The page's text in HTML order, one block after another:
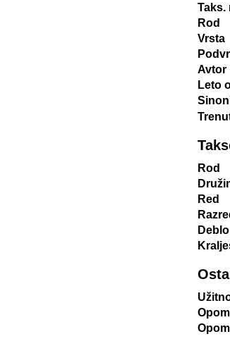
Taks.
Rod
Vrsta
Avtor
Leto
Rod
Red
Deblo